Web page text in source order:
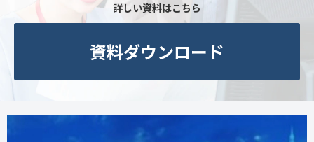
詳しい資料はこちら
資料ダウンロード